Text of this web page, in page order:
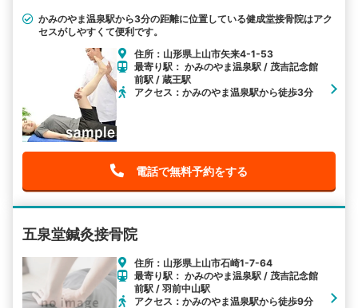
かみのやま温泉駅から3分の距離に位置している健成堂接骨院はアク
セスがしやすくて便利です。
住所：山形県上山市矢来4-1-53
最寄り駅： かみのやま温泉駅 / 茂吉記念館
前駅 / 蔵王駅
アクセス：かみのやま温泉駅から徒歩3分
電話で無料予約をする
五泉堂鍼灸接骨院
住所：山形県上山市石崎1-7-64
最寄り駅： かみのやま温泉駅 / 茂吉記念館
前駅 / 羽前中山駅
アクセス：かみのやま温泉駅から徒歩9分